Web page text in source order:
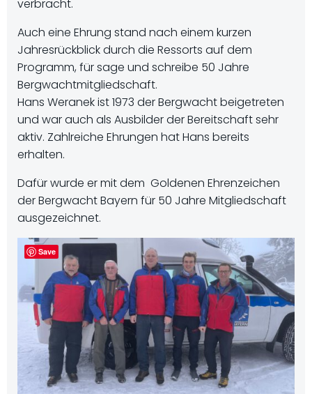
verbracht.
Auch eine Ehrung stand nach einem kurzen
Jahresrückblick durch die Ressorts auf dem
Programm, für sage und schreibe 50 Jahre
Bergwachtmitgliedschaft.
Hans Weranek ist 1973 der Bergwacht beigetreten
und war auch als Ausbilder der Bereitschaft sehr
aktiv. Zahlreiche Ehrungen hat Hans bereits
erhalten.
Dafür wurde er mit dem Goldenen Ehrenzeichen
der Bergwacht Bayern für 50 Jahre Mitgliedschaft
ausgezeichnet.
Save